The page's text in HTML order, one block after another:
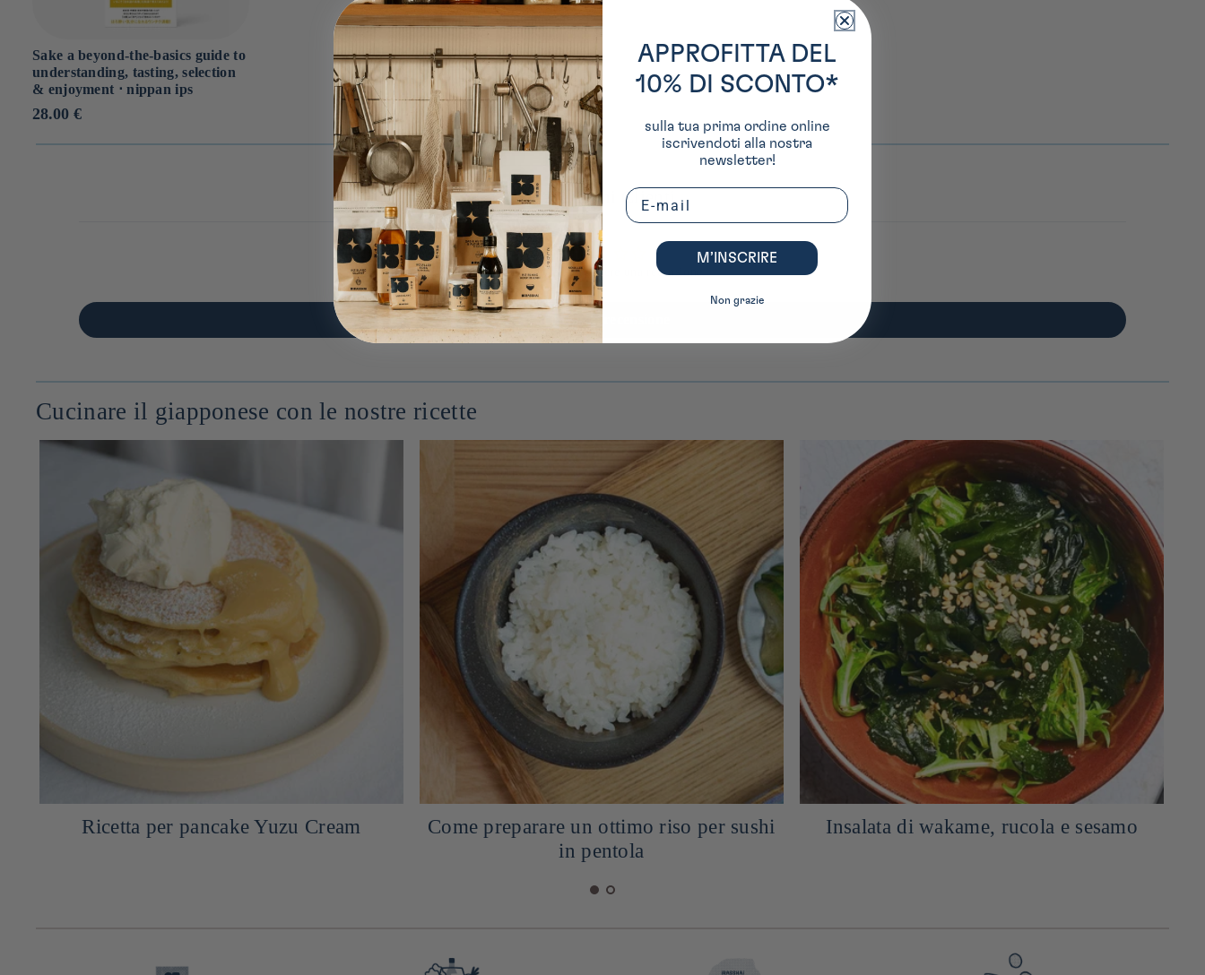
Sake a beyond-the-basics guide to
understanding, tasting, selection
& enjoyment ⋅ nippan ips
Prix
28.00 €
Recensioni Clienti
Sii il primo a scrivere una recensione
Cucinare il giapponese con le nostre ricette
Ricetta per pancake Yuzu Cream
Come preparare un ottimo riso per sushi
in pentola
Insalata di wakame, rucola e sesamo
APPROFITTA DEL
10% DI SCONTO*
sulla tua prima ordine online
iscrivendoti alla nostra
newsletter!
Email
M’INSCRIRE
Non grazie